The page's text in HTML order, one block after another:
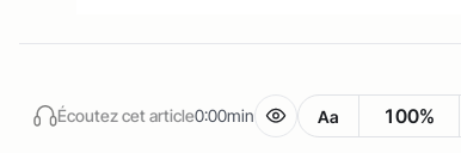
Écoutez cet article0:00min Aa 100%